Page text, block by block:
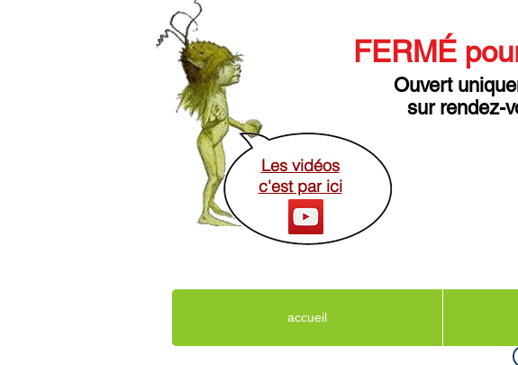
FERMÉ
Ouvert
sur rendez-
Les vidéos
c'est par ici
accueil